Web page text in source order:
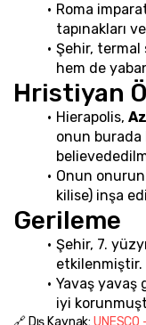
Roma
tapınakları
Şehir, termal
hem de
Hristiyan
Hierapolis,
onun burada
Onun
kilise) inşa
Gerileme
Şehir, 7.
etkilenmiştir.
Yavaş yavaş
iyi